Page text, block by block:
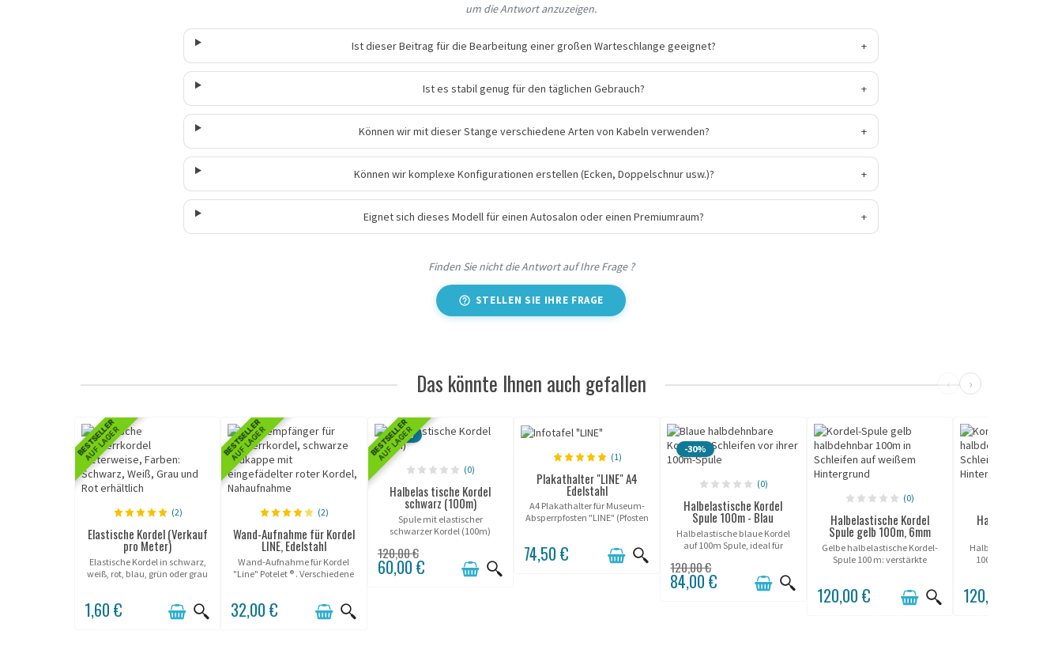
um die Antwort anzuzeigen.
Ist dieser Beitrag für die Bearbeitung einer großen Warteschlange geeignet? +
Ist es stabil genug für den täglichen Gebrauch? +
Können wir mit dieser Stange verschiedene Arten von Kabeln verwenden? +
Können wir komplexe Konfigurationen erstellen (Ecken, Doppelschnur usw.)? +
Eignet sich dieses Modell für einen Autosalon oder einen Premiumraum? +
Finden Sie nicht die Antwort auf Ihre Frage ?
STELLEN SIE IHRE FRAGE
Das könnte Ihnen auch gefallen ‹ ›
BESTSELLER
AUF LAGER
(2)
Elastische Kordel (Verkauf
pro Meter)
Elastische Kordel in schwarz,
weiß, rot, blau, grün oder grau
1,60 €
BESTSELLER
AUF LAGER
(2)
Wand-Aufnahme für Kordel
LINE, Edelstahl
Wand-Aufnahme für Kordel
"Line" Potelet ® . Verschiedene
32,00 €
BESTSELLER
AUF LAGER
-50%
(0)
Halbelas tische Kordel
schwarz (100m)
Spule mit elastischer
schwarzer Kordel (100m)
Potelet® Serie.
120,00 €
60,00 €
(1)
Plakathalter "LINE" A4
Edelstahl
A4 Plakathalter für Museum-
Absperrpfosten "LINE" (Pfosten
74,50 €
-30%
(0)
Halbelastische Kordel
Spule 100m - Blau
Halbelastische blaue Kordel
auf 100m Spule, ideal für
widerstandsfähig, flexibel und
perfekt geeignet für Bereiche
mit hohem Durchgang.
120,00 €
84,00 €
(0)
Halbelastische Kordel
Spule gelb 100m, 6mm
Gelbe halbelastische Kordel-
Spule 100 m: verstärkte
Widerstandsfähigkeit für
Absperrung und Sicherung von
120,00 €
Halbelastische
Halbelastische grüne
100 m auf Spule,
120,00 €